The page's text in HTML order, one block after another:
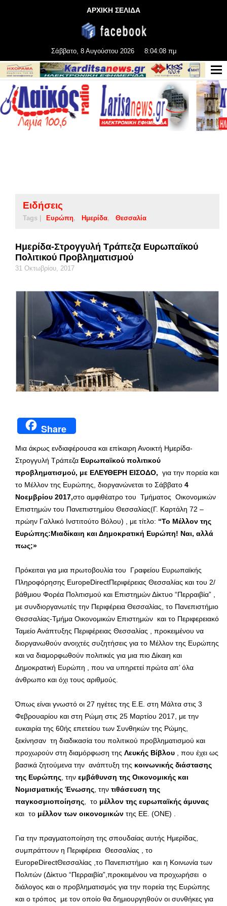
ΑΡΧΙΚΗ ΣΕΛΙΔΑ
Σάββατο, 8 Αυγούστου 2026 8:04:09 πμ
Ειδήσεις
Tags | Ευρώπη Ημερίδα Θεσσαλία
Ημερίδα-Στρογγυλή Τράπεζα Ευρωπαϊκού
Πολιτικού Προβληματισμού
31 Οκτωβρίου, 2017
Share
Μια άκρως ενδιαφέρουσα και επίκαιρη Ανοικτή Ημερίδα-
Στρογγυλή Τράπεζα Ευρωπαϊκού πολιτικού
προβληματισμού, με ΕΛΕΥΘΕΡΗ ΕΙΣΟΔΟ, για την πορεία και
το Μέλλον της Ευρώπης, διοργανώνεται το Σάββατο 4
Νοεμβρίου 2017,στο αμφιθέατρο του Τμήματος Οικονομικών
Επιστημών του Πανεπιστημίου Θεσσαλίας(Γ. Καρτάλη 72 –
πρώην Γαλλικό Ινστιτούτο Βόλου) , με τίτλο: “Το Μέλλον της
Ευρώπης:Μιαδίκαιη και Δημοκρατική Ευρώπη! Ναι, αλλά
πως;»
Πρόκειται για μια πρωτοβουλία του Γραφείου Ευρωπαϊκής
Πληροφόρησης EuropeDirectΠεριφέρειας Θεσσαλίας και του 2/
βάθμιου Φορέα Πολιτισμού και Επιστημών Δίκτυο “Περραιβία” ,
με συνδιοργανωτές την Περιφέρεια Θεσσαλίας, το Πανεπιστήμιο
Θεσσαλίας-Τμήμα Οικονομικών Επιστημών και το Περιφερειακό
Ταμείο Ανάπτυξης Περιφέρειας Θεσσαλίας , προκειμένου να
διοργανωθούν ανοιχτές συζητήσεις για το Μέλλον της Ευρώπης
και να διαμορφωθούν πολιτικές για μια πιο Δίκαιη και
Δημοκρατική Ευρώπη , που να υπηρετεί πρώτα απ’ όλα
άνθρωπο και όχι τους αριθμούς.
Όπως είναι γνωστό οι 27 ηγέτες της Ε.Ε. στη Μάλτα στις 3
Φεβρουαρίου και στη Ρώμη στις 25 Μαρτίου 2017, με την
ευκαιρία της 60ής επετείου των Συνθηκών της Ρώμης,
ξεκίνησαν τη διαδικασία του πολιτικού προβληματισμού και
προχωρούν στη διαμόρφωση της Λευκής Βίβλου , που έχει ως
βασικά ζητούμενα την ανάπτυξη της κοινωνικής διάστασης
της Ευρώπης , την εμβάθυνση της Οικονομικής και
Νομισματικής Ένωσης , την τιθάσευση της
παγκοσμιοποίησης , το μέλλον της ευρωπαϊκής άμυνας
και το μέλλον των οικονομικών της ΕΕ. (ΟΝΕ) .
Για την πραγματοποίηση της σπουδαίας αυτής Ημερίδας,
συμπράττουν η Περιφέρεια Θεσσαλίας , το
EuropeDirectΘεσσαλίας ,το Πανεπιστήμιο και η Κοινωνία των
Πολιτών (Δίκτυο “Περραιβία”,προκειμένου να προχωρήσει ο
διάλογος και ο προβληματισμός για την πορεία της Ευρώπης
και ο τρόπος με τον οποίο θα δημιουργηθούν οι συνθήκες για